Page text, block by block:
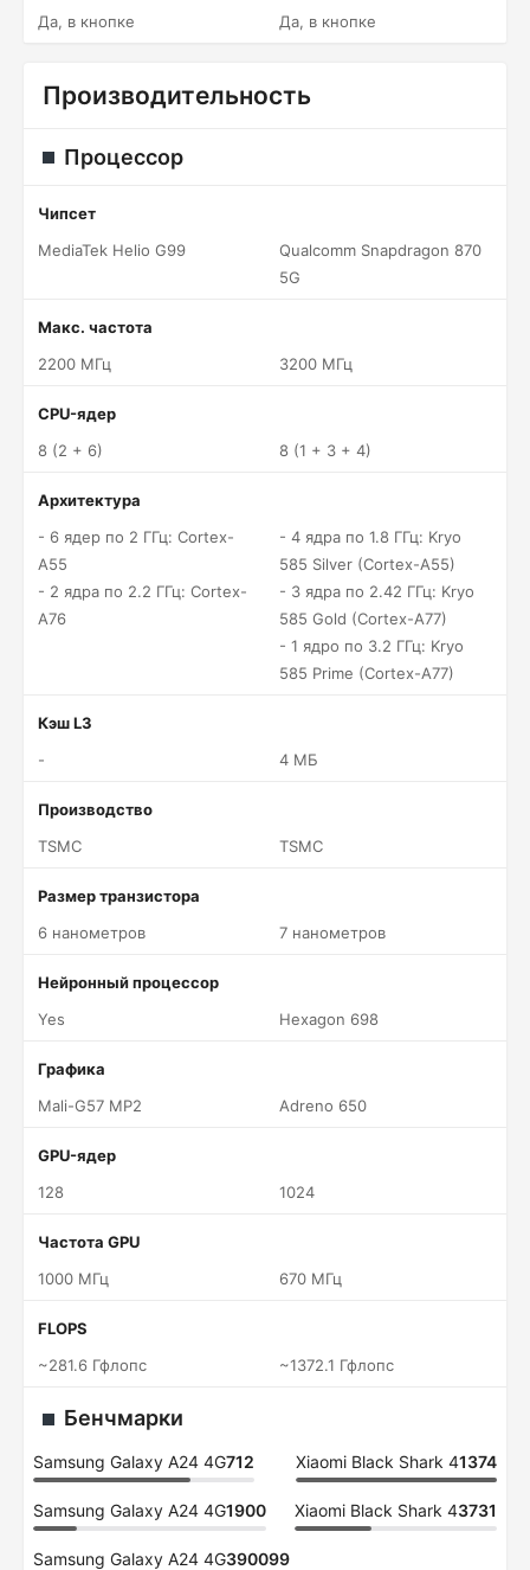
Да, в кнопке Да, в кнопке
Производительность
Процессор
Чипсет
MediaTek Helio G99
Qualcomm Snapdragon 870
5G
Макс. частота
2200 МГц
3200 МГц
CPU-ядер
8 (2 + 6)
8 (1 + 3 + 4)
Архитектура
- 6 ядер по 2 ГГц: Cortex-
A55
- 2 ядра по 2.2 ГГц: Cortex-
A76
- 4 ядра по 1.8 ГГц: Kryo
585 Silver (Cortex-A55)
- 3 ядра по 2.42 ГГц: Kryo
585 Gold (Cortex-A77)
- 1 ядро по 3.2 ГГц: Kryo
585 Prime (Cortex-A77)
Кэш L3
-
4 МБ
Производство
TSMC
TSMC
Размер транзистора
6 нанометров
7 нанометров
Нейронный процессор
Yes
Hexagon 698
Графика
Mali-G57 MP2
Adreno 650
GPU-ядер
128
1024
Частота GPU
1000 МГц
670 МГц
FLOPS
~281.6 Гфлопс
~1372.1 Гфлопс
Бенчмарки
Samsung Galaxy A24 4G712 Xiaomi Black Shark 41374
Samsung Galaxy A24 4G1900 Xiaomi Black Shark 43731
Samsung Galaxy A24 4G390099